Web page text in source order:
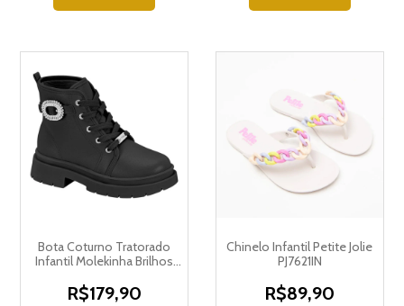
Bota Coturno Tratorado
Infantil Molekinha Brilhos
R$179,90
Chinelo Infantil Petite Jolie
PJ7621IN
R$89,90